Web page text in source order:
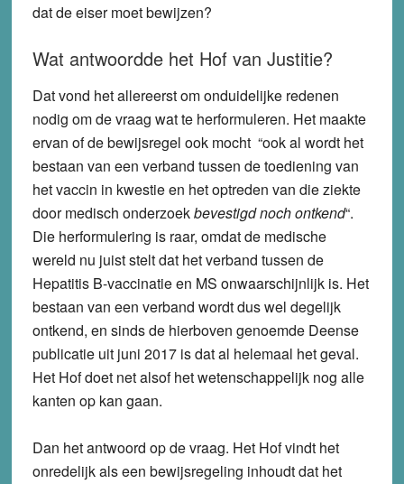
dat de eiser moet bewijzen?
Wat antwoordde het Hof van Justitie?
Dat vond het allereerst om onduidelijke redenen
nodig om de vraag wat te herformuleren. Het maakte
ervan of de bewijsregel ook mocht “ook al wordt het
bestaan van een verband tussen de toediening van
het vaccin in kwestie en het optreden van die ziekte
door medisch onderzoekbevestigd noch ontkend“.
Die herformulering is raar, omdat de medische
wereld nu juist stelt dat het verband tussen de
Hepatitis B-vaccinatie en MS onwaarschijnlijk is. Het
bestaan van een verband wordt dus wel degelijk
ontkend, en sinds de hierboven genoemde Deense
publicatie uit juni 2017 is dat al helemaal het geval.
Het Hof doet net alsof het wetenschappelijk nog alle
kanten op kan gaan.
Dan het antwoord op de vraag. Het Hof vindt het
onredelijk als een bewijsregeling inhoudt dat het